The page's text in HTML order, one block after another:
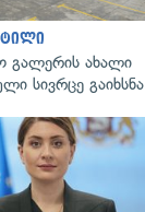
გალერის ახალი
სივრცე გაიხსნა